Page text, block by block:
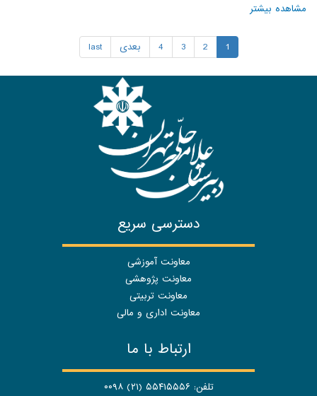
مشاهده بیشتر
1
2
3
4 بعدی last
دسترسی سریع
معاونت آموزشی
معاونت پژوهشی
معاونت تربیتی
معاونت اداری و مالی
ارتباط با ما
تلفن: ۵۵۴۱۵۵۵۶ (۲۱) ۰۰۹۸